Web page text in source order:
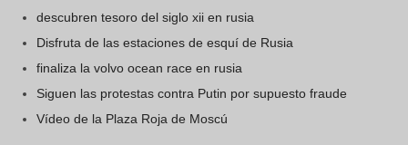
descubren tesoro del siglo xii en rusia
Disfruta de las estaciones de esquí de Rusia
finaliza la volvo ocean race en rusia
Siguen las protestas contra Putin por supuesto fraude
Vídeo de la Plaza Roja de Moscú